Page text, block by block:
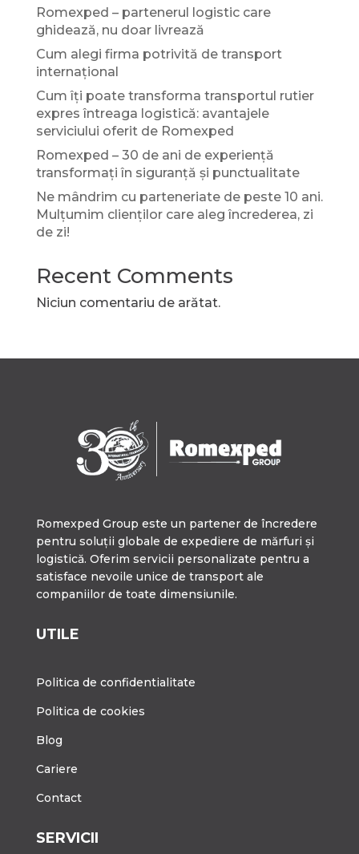
Romexped – partenerul logistic care
ghidează, nu doar livrează
Cum alegi firma potrivită de transport
internațional
Cum îți poate transforma transportul rutier
expres întreaga logistică: avantajele
serviciului oferit de Romexped
Romexped – 30 de ani de experiență
transformați în siguranță și punctualitate
Ne mândrim cu parteneriate de peste 10 ani.
Mulțumim clienților care aleg încrederea, zi
de zi!
Recent Comments
Niciun comentariu de arătat.
Romexped Group este un partener de încredere
pentru soluții globale de expediere de mărfuri și
logistică. Oferim servicii personalizate pentru a
satisface nevoile unice de transport ale
companiilor de toate dimensiunile.
UTILE
Politica de confidentialitate
Politica de cookies
Blog
Cariere
Contact
SERVICII